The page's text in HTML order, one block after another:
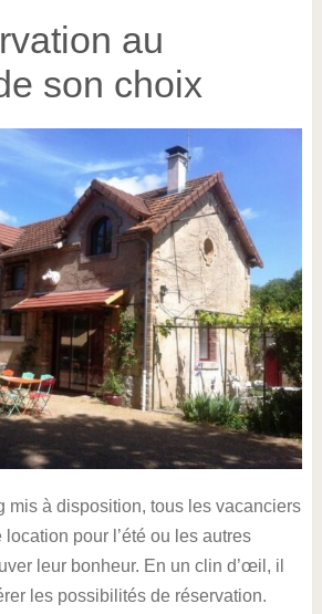
au
son choix
mis à disposition, tous les vacanciers
pour l’été ou les autres
leur bonheur. En un clin d’œil, il
les possibilités de réservation.